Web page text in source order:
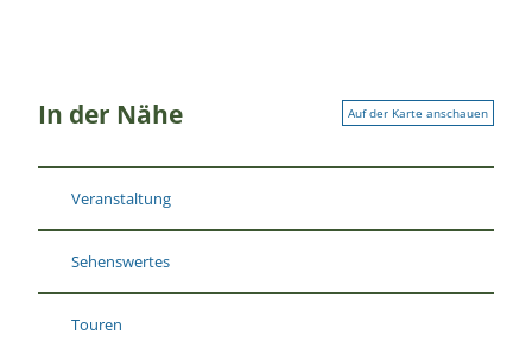
In der Nähe Auf der Karte anschauen
Veranstaltung
Sehenswertes
Touren